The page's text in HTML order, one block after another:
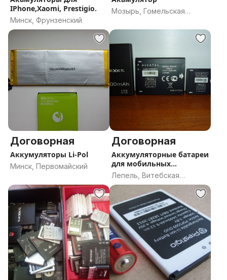
IPhone,Xaomi, Prestigio.
Минск, Фрунзенский
Мозырь, Гомельская
Договорная
Аккумуляторы Li-Pol
Минск, Первомайский
Договорная
Аккумуляторные батареи
для мобильных
телефонов
Лепель, Витебская
область